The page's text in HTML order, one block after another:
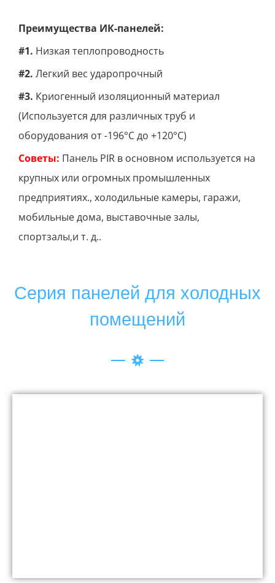
Преимущества ИК-панелей:
#1. Низкая теплопроводность
#2. Легкий вес ударопрочный
#3. Криогенный изоляционный материал
(Используется для различных труб и
оборудования от -196°C до +120°C)
Советы: Панель PIR в основном используется на
крупных или огромных промышленных
предприятиях., холодильные камеры, гаражи,
мобильные дома, выставочные залы,
спортзалы,и т. д..
Серия панелей для холодных
помещений